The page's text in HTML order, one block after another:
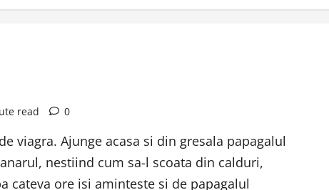
read 0
viagra. Ajunge acasa si din gresala papagalul
nestiind cum sa-l scoata din calduri,
cateva ore isi aminteste si de papagalul